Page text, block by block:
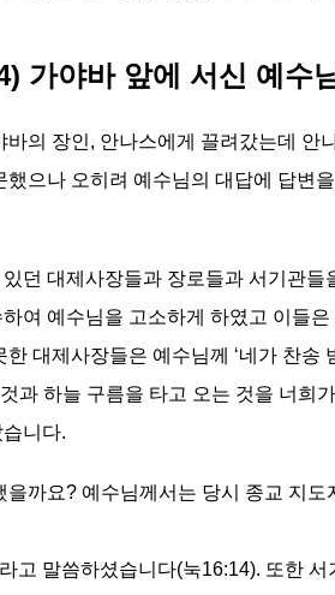
가야바 앞에 서신 예수
의 장인, 안나스에게 끌려갔는데 안
으나 오히려 예수님의 대답에 답변
던 대제사장들과 장로들과 서기관
여 예수님을 고소하게 하였고 이들
대제사장들은 예수님께 ‘네가 찬송
과 하늘 구름을 타고 오는 것을 너희
니다.
까요? 예수님께서는 당시 종교 지
고 말씀하셨습니다(눅16:14). 또한